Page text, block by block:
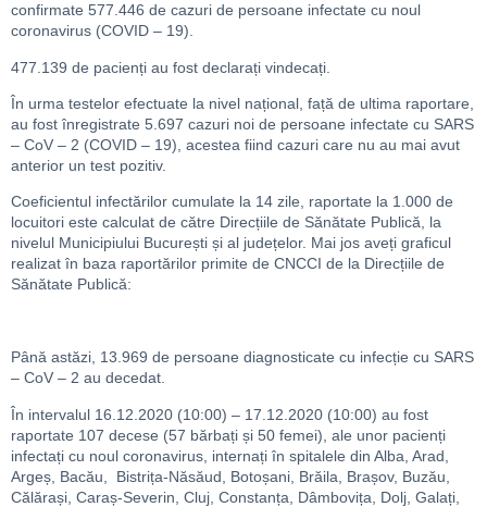
confirmate 577.446 de cazuri de persoane infectate cu noul
coronavirus (COVID – 19).
477.139 de pacienți au fost declarați vindecați.
În urma testelor efectuate la nivel național, față de ultima raportare,
au fost înregistrate 5.697 cazuri noi de persoane infectate cu SARS
– CoV – 2 (COVID – 19), acestea fiind cazuri care nu au mai avut
anterior un test pozitiv.
Coeficientul infectărilor cumulate la 14 zile, raportate la 1.000 de
locuitori este calculat de către Direcțiile de Sănătate Publică, la
nivelul Municipiului București și al județelor. Mai jos aveți graficul
realizat în baza raportărilor primite de CNCCI de la Direcțiile de
Sănătate Publică:
Până astăzi, 13.969 de persoane diagnosticate cu infecție cu SARS
– CoV – 2 au decedat.
În intervalul 16.12.2020 (10:00) – 17.12.2020 (10:00) au fost
raportate 107 decese (57 bărbați și 50 femei), ale unor pacienți
infectați cu noul coronavirus, internați în spitalele din Alba, Arad,
Argeș, Bacău, Bistrița-Năsăud, Botoșani, Brăila, Brașov, Buzău,
Călărași, Caraș-Severin, Cluj, Constanța, Dâmbovița, Dolj, Galați,